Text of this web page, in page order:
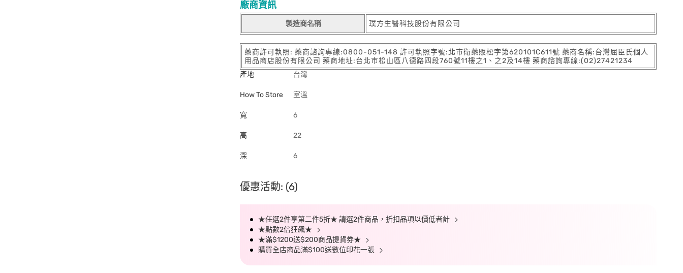
廠商資訊
製造商名稱 璞方生醫科技股份有限公司
藥商許可執照: 藥商諮詢專線:0800-051-148 許可執照字號:北市衛藥販松字第620101C611號 藥商名稱:台灣屈臣氏個人
用品商店股份有限公司 藥商地址:台北市松山區八德路四段760號11樓之1、之2及14樓 藥商諮詢專線:(02)27421234
產地
台灣
How To Store 室溫
寬 6
高 22
深 6
優惠活動: (6)
★任選2件享第二件5折★ 請選2件商品，折扣品項以價低者計
★點數2倍狂飆★
★滿$1200送$200商品提貨券★
購買全店商品滿$100送數位印花一張